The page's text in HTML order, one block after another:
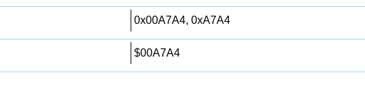
0x00A7A4, 0xA7A4
$00A7A4